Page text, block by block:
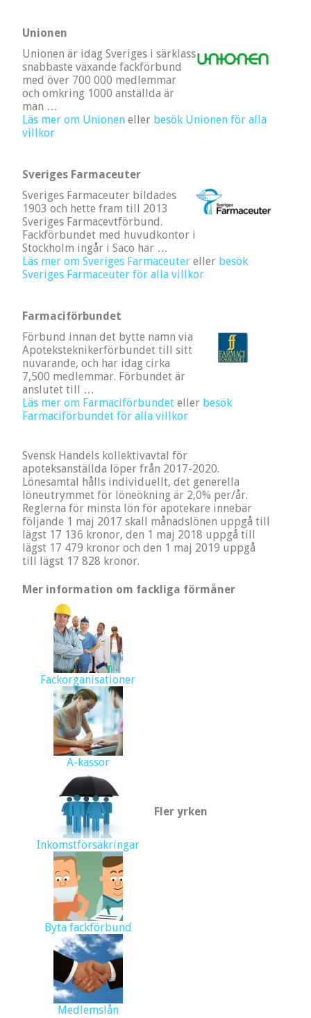
Unionen
Unionen är idag Sveriges i särklass
snabbaste växande fackförbund
med över 700 000 medlemmar
och omkring 1000 anställda är
man …
Läs mer om Unioneneller besök Unionen för alla
villkor
Sveriges Farmaceuter
Sveriges Farmaceuter bildades
1903 och hette fram till 2013
Sveriges Farmacevtförbund.
Fackförbundet med huvudkontor i
Stockholm ingår i Saco har …
Läs mer om Sveriges Farmaceutereller besök
Sveriges Farmaceuter för alla villkor
Farmaciförbundet
Förbund innan det bytte namn via
Apoteksteknikerförbundet till sitt
nuvarande, och har idag cirka
7,500 medlemmar. Förbundet är
anslutet till …
Läs mer om Farmaciförbundeteller besök
Farmaciförbundet för alla villkor
Svensk Handels kollektivavtal för
apoteksanställda löper från 2017-2020.
Lönesamtal hålls individuellt, det generella
löneutrymmet för löneökning är 2,0% per/år.
Reglerna för minsta lön för apotekare innebär
följande 1 maj 2017 skall månadslönen uppgå till
lägst 17 136 kronor, den 1 maj 2018 uppgå till
lägst 17 479 kronor och den 1 maj 2019 uppgå
till lägst 17 828 kronor.
Mer information om fackliga förmåner
Fackorganisationer
A-kassor
Inkomstförsäkringar
Byta fackförbund
Medlemslån
Fler yrken